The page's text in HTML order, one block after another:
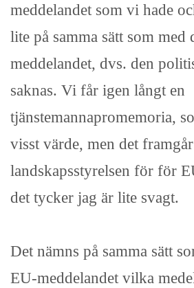
meddelandet som vi hade
lite på samma sätt som med
meddelandet, dvs. den
saknas. Vi får igen långt en
tjänstemannapromemoria,
visst värde, men det
landskapsstyrelsen för för
det tycker jag är lite svagt.
Det nämns på samma sätt
EU-meddelandet vilka